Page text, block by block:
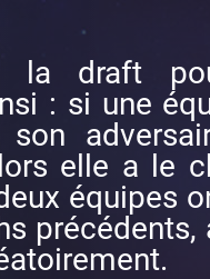
la draft
: si une
elle a le
équipes